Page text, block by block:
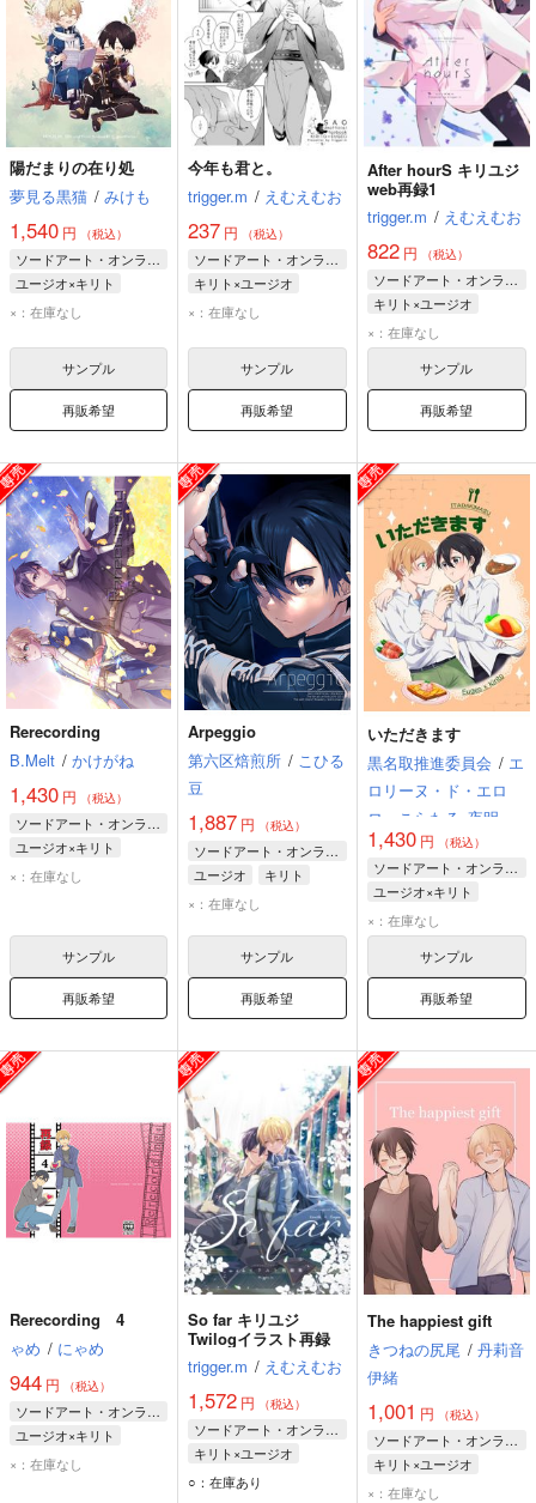
陽だまりの在り処
夢見る黒猫 / みけも
1,540 円 （税込）
ソードアート・オンライン
ユージオ×キリト
ユージオ
×：在庫なし
サンプル
再販希望
今年も君と。
trigger.m / えむえむお
237 円 （税込）
ソードアート・オンライン
キリト×ユージオ
キリト
ユージオ
×：在庫なし
サンプル
再販希望
After hourS キリユジ
web再録1
trigger.m / えむえむお
822円 （税込）
ソードアート・オンライン
キリト×ユージオ
キリト
ユージオ
×：在庫なし
サンプル
再販希望
Rerecording
B.Melt / かけがね
1,430 円 （税込）
ソードアート・オンライン
ユージオ×キリト
ユージオ
×：在庫なし
サンプル
再販希望
Arpeggio
第六区焙煎所 / こひる
豆
1,887 円 （税込）
ソードアート・オンライン
ユージオ
キリト
×：在庫なし
サンプル
再販希望
いただきます
黒名取推進委員会 / エ
ロリーヌ・ド・エロ
ロ・こらたる 夜明
1,430円 （税込）
ソードアート・オンライン
ユージオ×キリト
キリト
ユージオ
×：在庫なし
サンプル
再販希望
Rerecording 4
ゃめ / にゃめ
944 円 （税込）
ソードアート・オンライン
ユージオ×キリト
キリト
ユージオ
×：在庫なし
So far キリユジ
Twilogイラスト再録
trigger.m / えむえむお
1,572 円 （税込）
ソードアート・オンライン
キリト×ユージオ
キリト
ユージオ
○：在庫あり
The happiest gift
きつねの尻尾 / 丹莉音
伊緒
1,001 円 （税込）
ソードアート・オンライン
キリト×ユージオ
キリト
ユージオ
×：在庫なし